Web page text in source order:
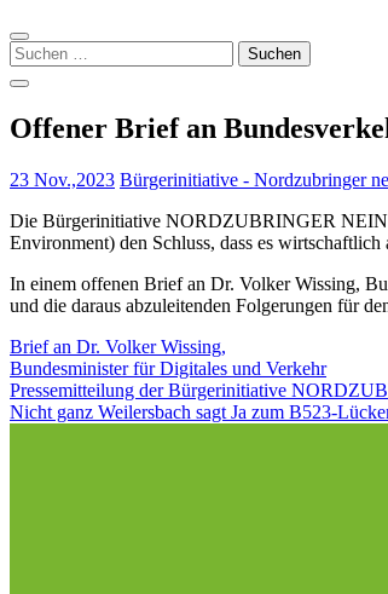
Suchen
nach:
Offener Brief an
23 Nov.,2023 Bürgerinitiative - Nordzubringer
Die Bürgerinitiative NORDZUBRINGER NEIN
Environment) den Schluss, dass es
In einem offenen Brief an Dr. Volker Wissing,
und die daraus abzuleitenden Folgerungen für
Brief an Dr. Volker Wissing,
Bundesminister für Digitales und Verkehr
Beitragsnavigation
Pressemitteilung der Bürgerinitiative
Nicht ganz Weilersbach sagt Ja zum B523-